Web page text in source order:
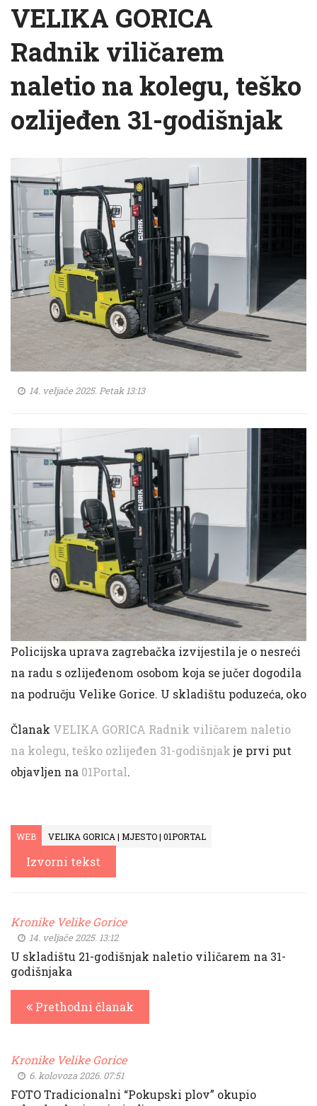
VELIKA GORICA
Radnik viličarem
naletio na kolegu, teško
ozlijeđen 31-godišnjak
14. veljače 2025. Petak 13:13
Policijska uprava zagrebačka izvijestila je o nesreći
na radu s ozlijeđenom osobom koja se jučer dogodila
na području Velike Gorice. U skladištu poduzeća, oko
Članak VELIKA GORICA Radnik viličarem naletio
na kolegu, teško ozlijeđen 31-godišnjakje prvi put
objavljen na 01Portal.
WEB VELIKA GORICA | MJESTO | 01PORTAL
Izvorni tekst
Kronike Velike Gorice
14. veljače 2025. 13:12
U skladištu 21-godišnjak naletio viličarem na 31-
godišnjaka
Prethodni članak
Kronike Velike Gorice
6. kolovoza 2026. 07:51
FOTO Tradicionalni “Pokupski plov” okupio